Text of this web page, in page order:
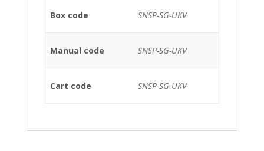
Box code SNSP-SG-UKV
Manual code SNSP-SG-UKV
Cart code SNSP-SG-UKV